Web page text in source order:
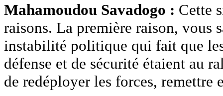
Mahamoudou Savadogo : Cette
raisons. La première raison, vous
instabilité politique qui fait que
défense et de sécurité étaient au
de redéployer les forces, remettre